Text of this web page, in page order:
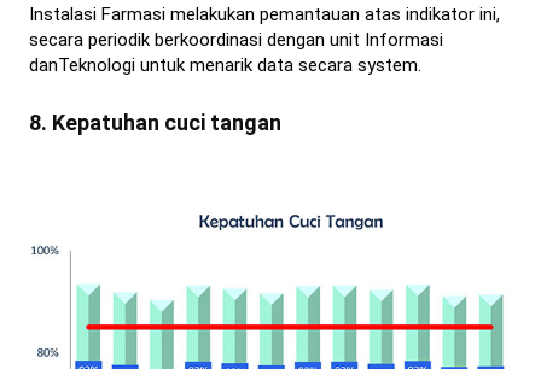
Instalasi Farmasi melakukan pemantauan atas indikator ini,
secara periodik berkoordinasi dengan unit Informasi
danTeknologi untuk menarik data secara system.
8. Kepatuhan cuci tangan